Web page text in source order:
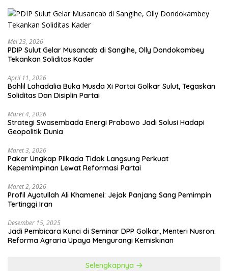
Mei 23, 2026
PDIP Sulut Gelar Musancab di Sangihe, Olly Dondokambey
Tekankan Soliditas Kader
April 11, 2026
Bahlil Lahadalia Buka Musda Xi Partai Golkar Sulut, Tegaskan
Soliditas Dan Disiplin Partai
Maret 4, 2026
Strategi Swasembada Energi Prabowo Jadi Solusi Hadapi
Geopolitik Dunia
Maret 3, 2026
Pakar Ungkap Pilkada Tidak Langsung Perkuat
Kepemimpinan Lewat Reformasi Partai
Maret 2, 2026
Profil Ayatullah Ali Khamenei: Jejak Panjang Sang Pemimpin
Tertinggi Iran
Desember 15, 2025
Jadi Pembicara Kunci di Seminar DPP Golkar, Menteri Nusron:
Reforma Agraria Upaya Mengurangi Kemiskinan
Selengkapnya